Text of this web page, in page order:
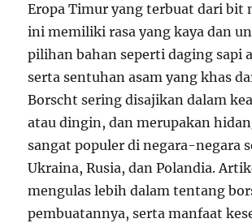
Eropa Timur yang terbuat dari bit
ini memiliki rasa yang kaya dan
pilihan bahan seperti daging sapi
serta sentuhan asam yang khas
Borscht sering disajikan dalam
atau dingin, dan merupakan
sangat populer di negara-negara
Ukraina, Rusia, dan Polandia.
mengulas lebih dalam tentang
pembuatannya, serta manfaat